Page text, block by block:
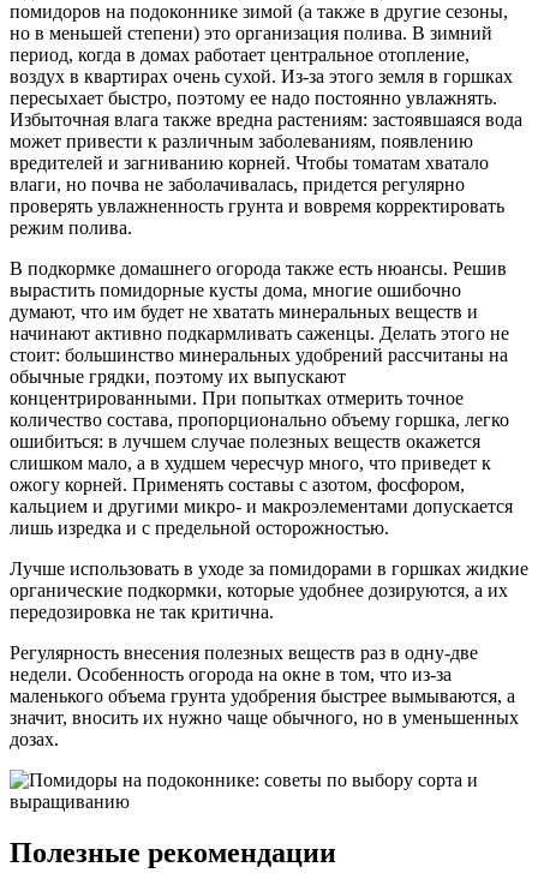
помидоров на подоконнике зимой (а также в другие сезоны,
но в меньшей степени) это организация полива. В зимний
период, когда в домах работает центральное отопление,
воздух в квартирах очень сухой. Из-за этого земля в горшках
пересыхает быстро, поэтому ее надо постоянно увлажнять.
Избыточная влага также вредна растениям: застоявшаяся вода
может привести к различным заболеваниям, появлению
вредителей и загниванию корней. Чтобы томатам хватало
влаги, но почва не заболачивалась, придется регулярно
проверять увлажненность грунта и вовремя корректировать
режим полива.
В подкормке домашнего огорода также есть нюансы. Решив
вырастить помидорные кусты дома, многие ошибочно
думают, что им будет не хватать минеральных веществ и
начинают активно подкармливать саженцы. Делать этого не
стоит: большинство минеральных удобрений рассчитаны на
обычные грядки, поэтому их выпускают
концентрированными. При попытках отмерить точное
количество состава, пропорционально объему горшка, легко
ошибиться: в лучшем случае полезных веществ окажется
слишком мало, а в худшем чересчур много, что приведет к
ожогу корней. Применять составы с азотом, фосфором,
кальцием и другими микро- и макроэлементами допускается
лишь изредка и с предельной осторожностью.
Лучше использовать в уходе за помидорами в горшках жидкие
органические подкормки, которые удобнее дозируются, а их
передозировка не так критична.
Регулярность внесения полезных веществ раз в одну-две
недели. Особенность огорода на окне в том, что из-за
маленького объема грунта удобрения быстрее вымываются, а
значит, вносить их нужно чаще обычного, но в уменьшенных
дозах.
Полезные рекомендации